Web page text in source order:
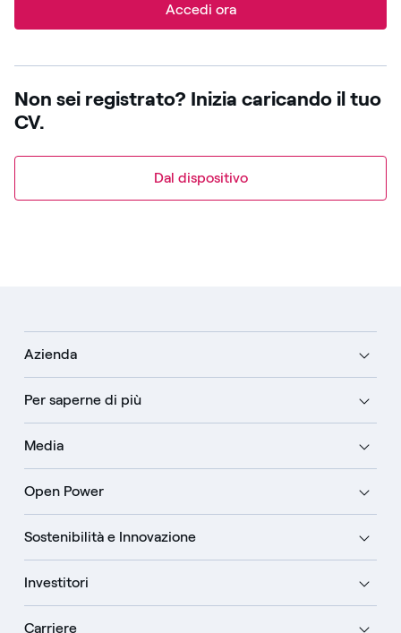
Accedi ora
Non sei registrato? Inizia caricando il tuo
CV.
Dal dispositivo
Azienda
Per saperne di più
Media
Open Power
Sostenibilità e Innovazione
Investitori
Carriere